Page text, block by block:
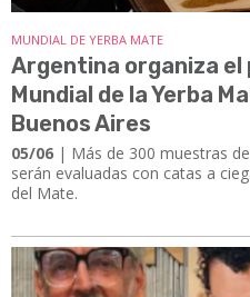
MUNDIAL DE YERBA MATE
Argentina organiza el
Mundial de la Yerba
Buenos Aires
05/06 | Más de 300 muestras
serán evaluadas con catas a
del Mate.